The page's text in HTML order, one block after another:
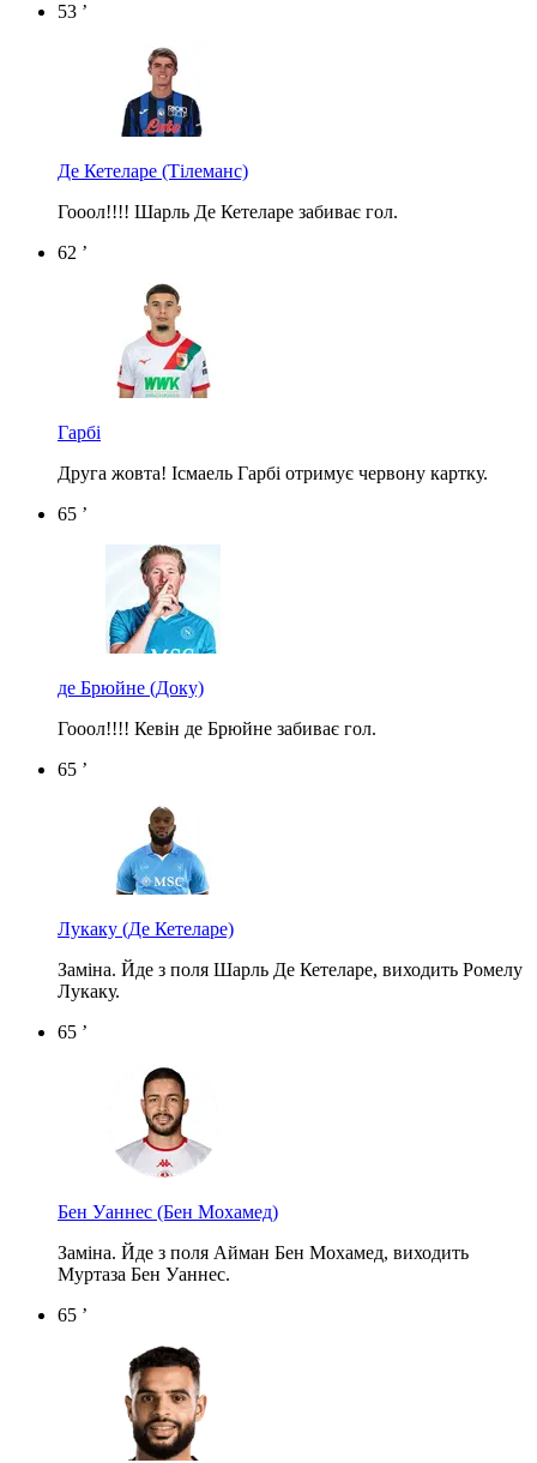
53 ’
Де Кетеларе (Тілеманс)
Гооол!!!! Шарль Де Кетеларе забиває гол.
62 ’
Гарбі
Друга жовта! Ісмаель Гарбі отримує червону картку.
65 ’
де Брюйне (Доку)
Гооол!!!! Кевін де Брюйне забиває гол.
65 ’
Лукаку (Де Кетеларе)
Заміна. Йде з поля Шарль Де Кетеларе, виходить Ромелу
Лукаку.
65 ’
Бен Уаннес (Бен Мохамед)
Заміна. Йде з поля Айман Бен Мохамед, виходить
Муртаза Бен Уаннес.
65 ’